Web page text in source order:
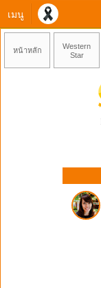
เมนู
หน้าหลัก
Western
Star